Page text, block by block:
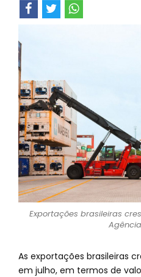
Exportações brasileiras
As exportações brasileiras
em julho, em termos de